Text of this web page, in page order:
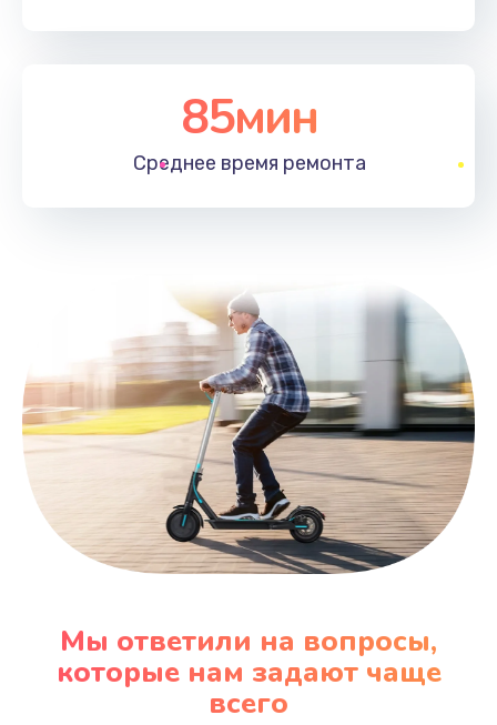
85мин
Среднее время ремонта
Мы ответили на вопросы,
которые нам задают чаще
всего